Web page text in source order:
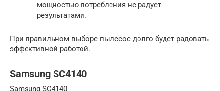
мощностью потребления не радует
результатами.
При правильном выборе пылесос долго будет радовать
эффективной работой.
Samsung SC4140
Samsung SC4140